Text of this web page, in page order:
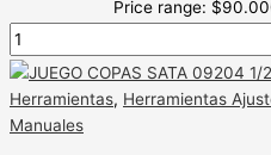
Price range:
Herramientas, Herramientas
Manuales